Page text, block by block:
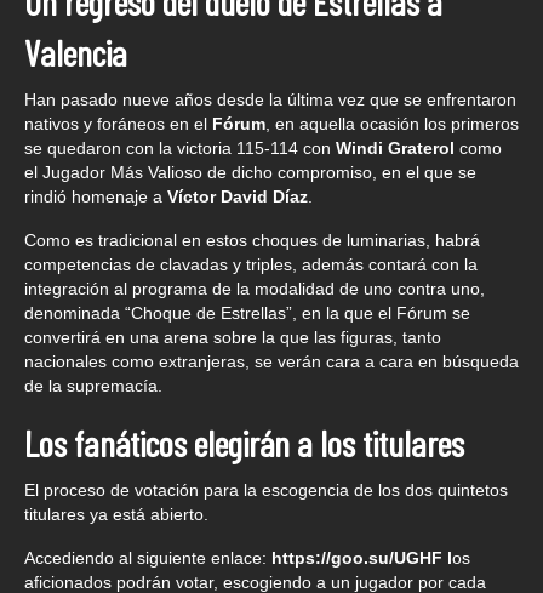
Valencia
Han pasado nueve años desde la última vez que se enfrentaron
nativos y foráneos en el Fórum , en aquella ocasión los primeros
se quedaron con la victoria 115-114 con Windi Graterol como
el Jugador Más Valioso de dicho compromiso, en el que se
rindió homenaje a Víctor David Díaz
Como es tradicional en estos choques de luminarias, habrá
competencias de clavadas y triples, además contará con la
integración al programa de la modalidad de uno contra uno,
denominada “Choque de Estrellas”, en la que el Fórum se
convertirá en una arena sobre la que las figuras, tanto
nacionales como extranjeras, se verán cara a cara en búsqueda
de la supremacía.
Los fanáticos elegirán a los titulares
El proceso de votación para la escogencia de los dos quintetos
titulares ya está abierto.
Accediendo al siguiente enlace: https://goo.su/UGHF los
aficionados podrán votar, escogiendo a un jugador por cada